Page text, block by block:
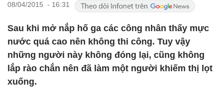
08/04/2015 - 16:31
Sau khi mở nắp hố ga các công nhân thấy mực
nước quá cao nên không thi công. Tuy vậy
những người này không đóng lại, cũng không
lắp rào chắn nên đã làm một người khiếm thị lọt
xuống.